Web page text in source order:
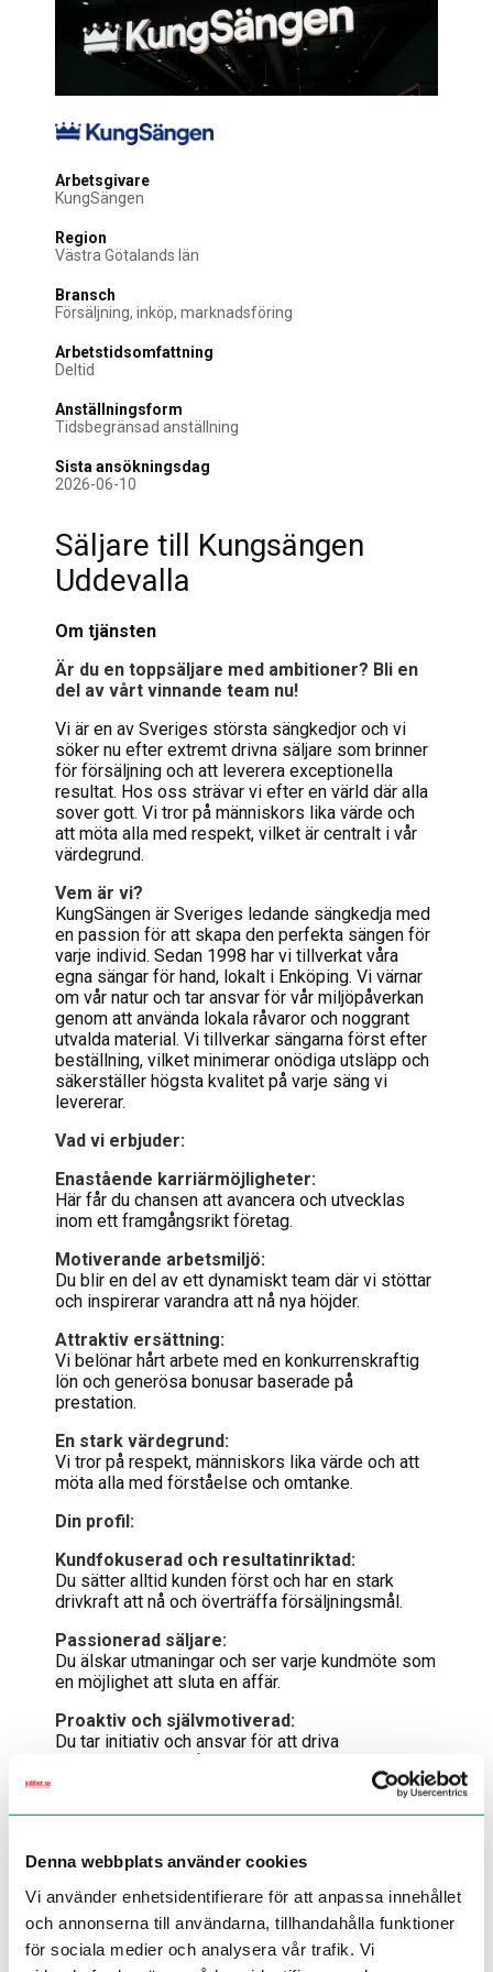
Denna webbplats använder cookies
Vi använder enhetsidentifierare för att anpassa innehållet
och annonserna till användarna, tillhandahålla funktioner
för sociala medier och analysera vår trafik. Vi
Arbetsgivare
KungSängen
Region
Västra Götalands län
Bransch
Försäljning, inköp, marknadsföring
Arbetstidsomfattning
Deltid
Anställningsform
Tidsbegränsad anställning
Sista ansökningsdag
2026-06-10
Säljare till Kungsängen
Uddevalla
Om tjänsten
Är du en toppsäljare med ambitioner? Bli en
del av vårt vinnande team nu!
Vi är en av Sveriges största sängkedjor och vi
söker nu efter extremt drivna säljare som brinner
för försäljning och att leverera exceptionella
resultat. Hos oss strävar vi efter en värld där alla
sover gott. Vi tror på människors lika värde och
att möta alla med respekt, vilket är centralt i vår
värdegrund.
Vem är vi?
KungSängen är Sveriges ledande sängkedja med
en passion för att skapa den perfekta sängen för
varje individ. Sedan 1998 har vi tillverkat våra
egna sängar för hand, lokalt i Enköping. Vi värnar
om vår natur och tar ansvar för vår miljöpåverkan
genom att använda lokala råvaror och noggrant
utvalda material. Vi tillverkar sängarna först efter
beställning, vilket minimerar onödiga utsläpp och
säkerställer högsta kvalitet på varje säng vi
levererar​.
Vad vi erbjuder:
Enastående karriärmöjligheter:
Här får du chansen att avancera och utvecklas
inom ett framgångsrikt företag.
Motiverande arbetsmiljö:
Du blir en del av ett dynamiskt team där vi stöttar
och inspirerar varandra att nå nya höjder.
Attraktiv ersättning:
Vi belönar hårt arbete med en konkurrenskraftig
lön och generösa bonusar baserade på
prestation.
En stark värdegrund:
Vi tror på respekt, människors lika värde och att
möta alla med förståelse och omtanke.
Din profil:
Kundfokuserad och resultatinriktad:
Du sätter alltid kunden först och har en stark
drivkraft att nå och överträffa försäljningsmål.
Passionerad säljare:
Du älskar utmaningar och ser varje kundmöte som
en möjlighet att sluta en affär.
Proaktiv och självmotiverad:
Du tar initiativ och ansvar för att driva
Du trivs med att arbeta i team och delar vår
värde.
Intresse för inredning:
Ett genuint intresse för inredning och design är
ett stort plus.